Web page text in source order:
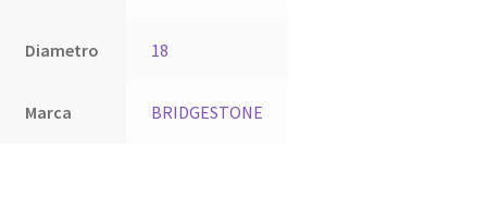
Diametro 18
Marca BRIDGESTONE